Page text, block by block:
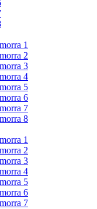
1
2
3
4
5
6
7
8
1
2
3
4
5
6
7